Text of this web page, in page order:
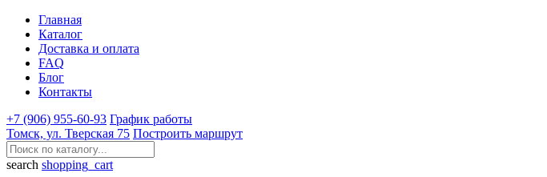
Главная
Каталог
Доставка и оплата
FAQ
Блог
Контакты
+7 (906) 955-60-93 График работы
Томск, ул. Тверская 75 Построить маршрут
search shopping_cart